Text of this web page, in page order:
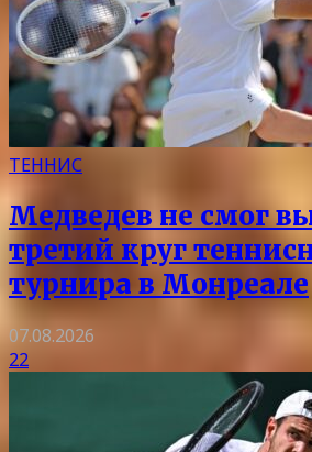
ТЕННИС
Медведев не смог
третий круг
турнира в Монреале
07.08.2026
22